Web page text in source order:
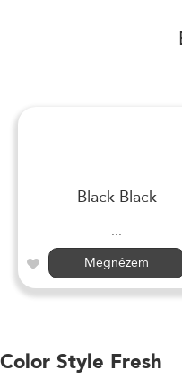
Black Black
...
Megnézem
Color Style Fresh